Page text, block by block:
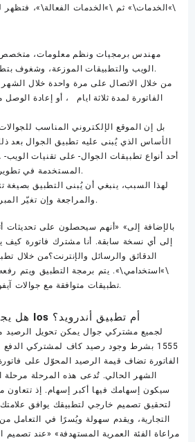
\»الخدمات\» ثم \»الخدمات الفعالة\»، فتظهر
مهندس برمجيات ونظم معلومات،
الويب والتطبيقات الموزعة، وشغوف بتطوير تطبيقات الجوال.
من خلال الاتصال على مرة واحدة خلال
الفاتورة لمدة ثلاثة ايام ، أو إعادة
بل إن الموقع الإلكتروني المناسب
الأساس الذي يُبنى عليه تطبيق الجوال بعد
المستخدمة في تطوير المواقع الإلكترونية.
لهذا السبب، ينبغي أن يُبنى التطبيق بصيغة
والمراجعة وإن تغيّر المبرمج بعد انقضاء العقد.
بالإضافة إلى» «أنهم سيحصلون على تحديثات
إلى أي نسخة سابقة. أنا مشترك فاتورة كيف
الدقائق والرسائل والإنترنت؟من خلال
\»استخدامي\». يتم برمجة التطبيق ويتم
تطبيقات متوافقة مع جوالات آيفون و الأجهزة اللوحية آي باد.
هل يجب عليك إنشاء تطبيق Ios أم تطبيق أندرويد؟
لجميع مشتركي جوال يمكن تحويل الرصيد
1555 بشرط وجود رصيد كاف لمشتركي
الفاتورة تضاف قيمة الرصيد المحوّل على
الشهر الحالي. تُدعى هذه المرحلة مرحلة
سيكون إسهامك فيها أكبر إسهام. إذ
التجارية، ويقدم سهولة ويُسرًا في التعامل
مراعاة الفئة العمرية المستهدفة» «عند